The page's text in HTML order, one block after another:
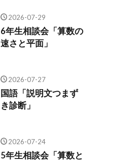
2026-07-29
6年生相談会「算数の
速さと平面」
2026-07-27
国語「説明文つまず
き診断」
2026-07-24
5年生相談会「算数と